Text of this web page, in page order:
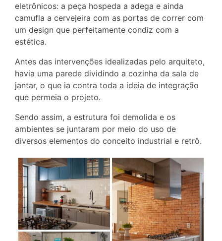
eletrônicos: a peça hospeda a adega e ainda
camufla a cervejeira com as portas de correr com
um design que perfeitamente condiz com a
estética.
Antes das intervenções idealizadas pelo arquiteto,
havia uma parede dividindo a cozinha da sala de
jantar, o que ia contra toda a ideia de integração
que permeia o projeto.
Sendo assim, a estrutura foi demolida e os
ambientes se juntaram por meio do uso de
diversos elementos do conceito industrial e retrô.